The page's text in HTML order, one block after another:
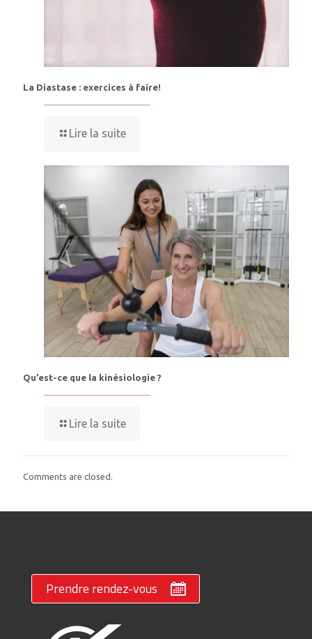
La Diastase : exercices à faire!
Lire la suite
Qu’est-ce que la kinésiologie ?
Lire la suite
Comments are closed.
Prendre rendez-vous